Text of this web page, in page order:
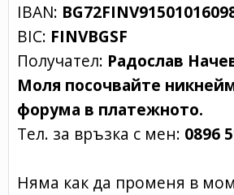
IBAN:
BIC: FINVBGSF
Получател: Радослав
Моля посочвайте
форума в платежното.
Тел. за връзка с мен: 0896
Няма как да променя в